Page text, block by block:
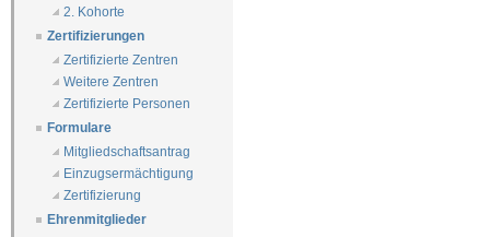
2. Kohorte
Zertifizierungen
Zertifizierte Zentren
Weitere Zentren
Zertifizierte Personen
Formulare
Mitgliedschaftsantrag
Einzugsermächtigung
Zertifizierung
Ehrenmitglieder